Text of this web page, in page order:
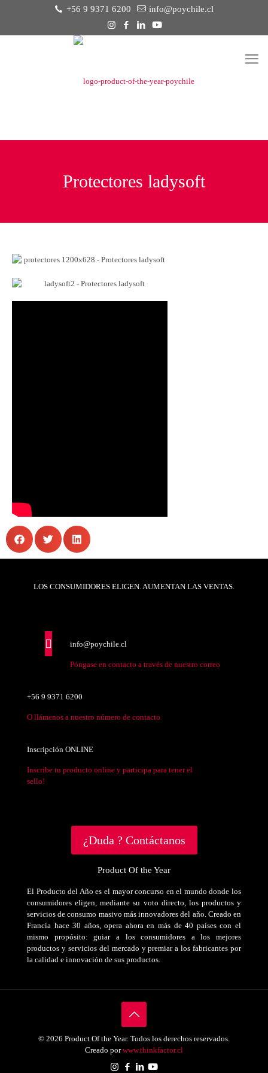
+56 9 9371 6200 info@poychile.cl
Protectores ladysoft
LOS CONSUMIDORES ELIGEN. AUMENTAN LAS VENTAS.
info@poychile.cl
Póngase en contacto a través de nuestro correo
+56 9 9371 6200
O llámenos a nuestro número de contacto
Inscripción ONLINE
Inscribe tu producto online y participa para tener el
sello!
¿Duda ? Contáctanos
Product Of the Year
El Producto del Año es el mayor concurso en el mundo donde los
consumidores eligen, mediante su voto directo, los productos y
servicios de consumo masivo más innovadores del año. Creado en
Francia hace 30 años, opera ahora en más de 40 países con el
mismo propósito: guiar a los consumidores a los mejores
productos y servicios del mercado y premiar a los fabricantes por
la calidad e innovación de sus productos.
© 2026 Product Of the Year. Todos los derechos reservados.
Creado porwww.thinkfactor.cl